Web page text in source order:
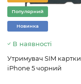
Популярний
Новинка
В наявності
Утримувач SIM картки
iPhone 5 чорний